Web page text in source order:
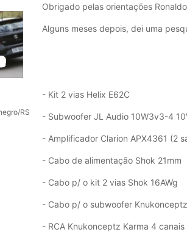
RS
Obrigado pelas orientações
Alguns meses depois, dei uma
- Kit 2 vias Helix E62C
- Subwoofer JL Audio 10W3v3-4
- Amplificador Clarion APX4361 (2
- Cabo de alimentação Shok 21mm
- Cabo p/ o kit 2 vias Shok 16AWg
- Cabo p/ o subwoofer
- RCA Knukonceptz Karma 4 canais